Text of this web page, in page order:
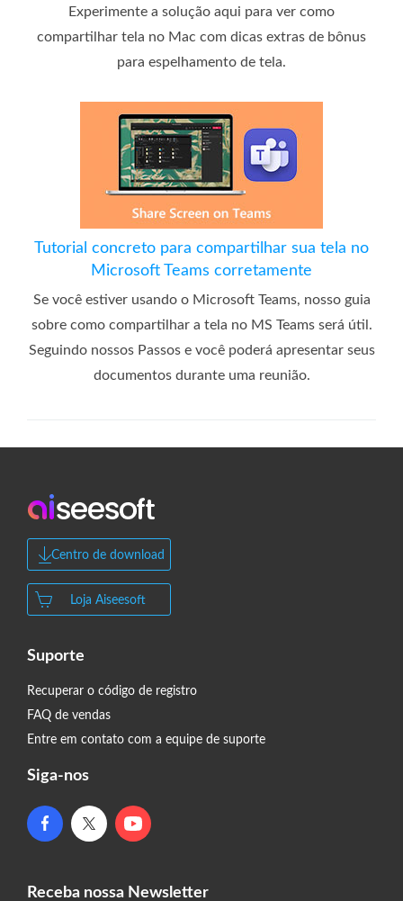
Experimente a solução aqui para ver como
compartilhar tela no Mac com dicas extras de bônus
para espelhamento de tela.
Tutorial concreto para compartilhar sua tela no
Microsoft Teams corretamente
Se você estiver usando o Microsoft Teams, nosso guia
sobre como compartilhar a tela no MS Teams será útil.
Seguindo nossos Passos e você poderá apresentar seus
documentos durante uma reunião.
Centro de download
Loja Aiseesoft
Suporte
Recuperar o código de registro
FAQ de vendas
Entre em contato com a equipe de suporte
Siga-nos
Receba nossa Newsletter